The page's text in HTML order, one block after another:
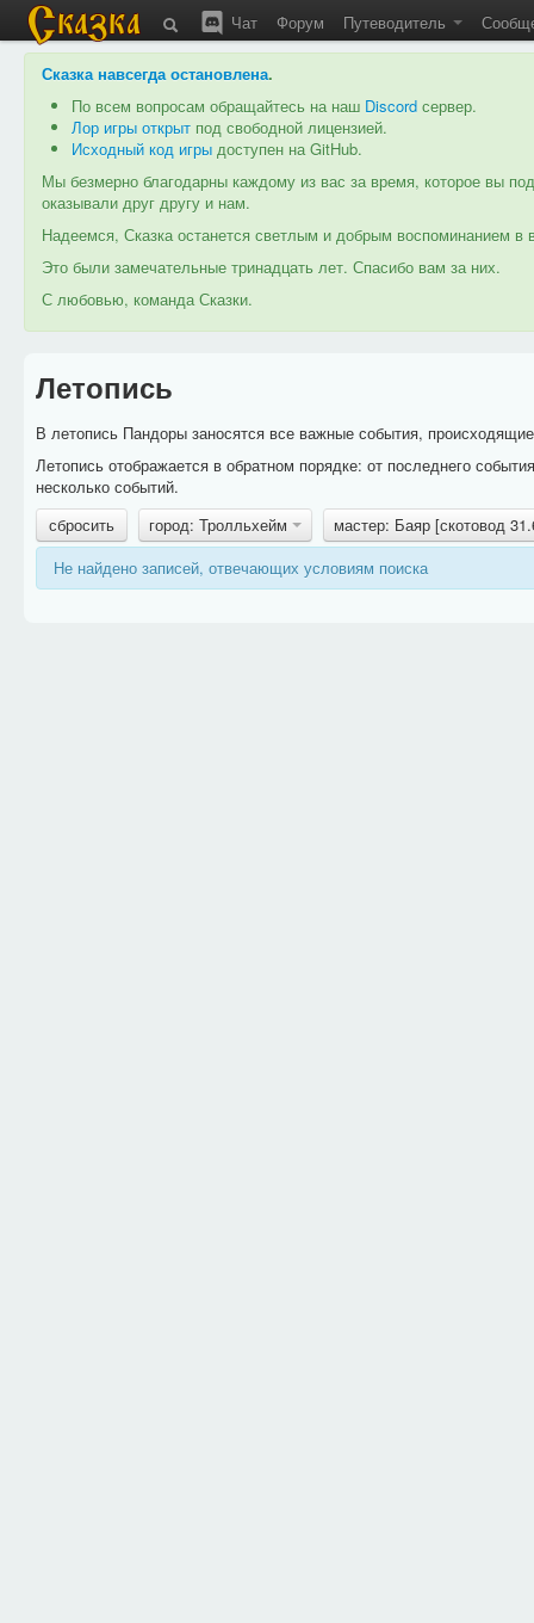
Чат Форум Путеводитель
Сказка навсегда остановлена.
По всем вопросам обращайтесь на наш Discord сервер.
Лор игры открыт под свободной лицензией.
Исходный код игры доступен на GitHub.
Мы безмерно благодарны каждому из вас за время, которое вы
оказывали друг другу и нам.
Надеемся, Сказка останется светлым и добрым воспоминанием
Это были замечательные тринадцать лет. Спасибо вам за них.
С любовью, команда Сказки.
Летопись
В летопись Пандоры заносятся все важные события,
Летопись отображается в обратном порядке: от последнего
несколько событий.
сбросить
город: Тролльхейм
мастер: Баяр [скотовод
Не найдено записей, отвечающих условиям поиска